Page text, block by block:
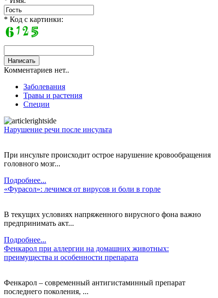
* Код с картинки:
Комментариев нет..
Заболевания
Травы и растения
Специи
Нарушение речи после инсульта
При инсульте происходит острое нарушение кровообращения
головного мозг...
Подробнее...
«Фурасол»: лечимся от вирусов и боли в горле
В текущих условиях напряженного вирусного фона важно
предпринимать акт...
Подробнее...
Фенкарол при аллергии на домашних животных:
преимущества и особенности препарата
Фенкарол – современный антигистаминный препарат
последнего поколения, ...